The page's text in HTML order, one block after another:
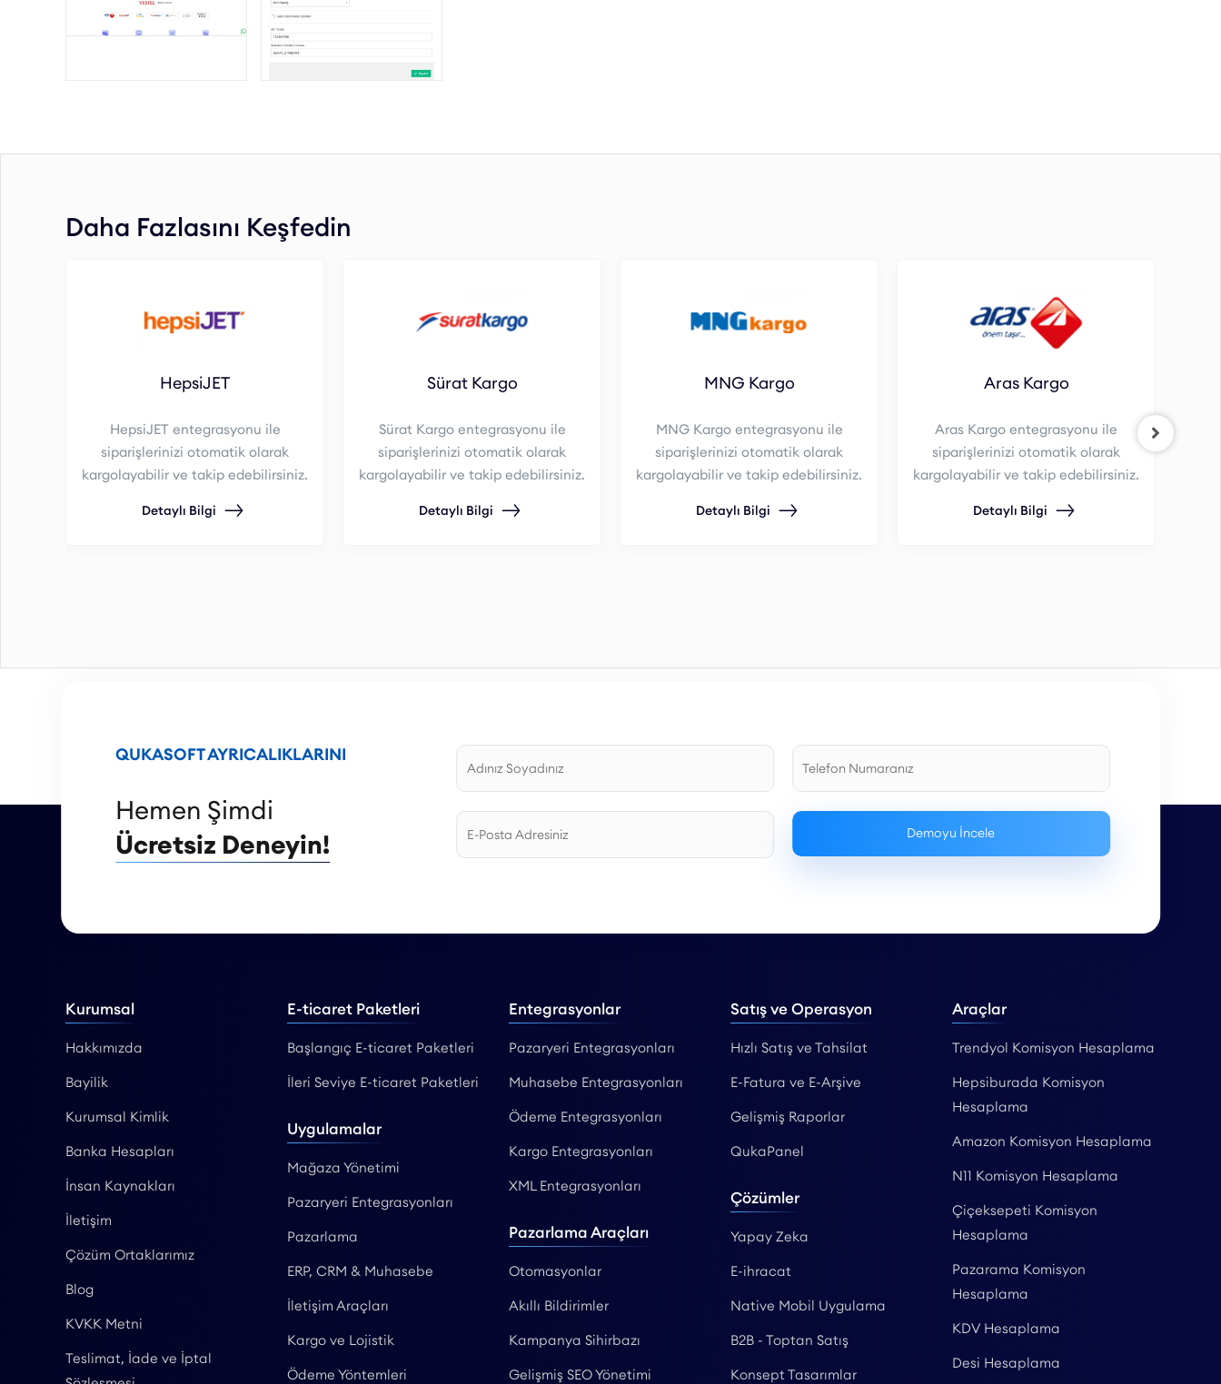
Daha Fazlasını Keşfedin
HepsiJET
HepsiJET entegrasyonu ile
siparişlerinizi otomatik olarak
kargolayabilir ve takip edebilirsiniz.
Detaylı Bilgi
Sürat Kargo
Sürat Kargo entegrasyonu ile
siparişlerinizi otomatik olarak
kargolayabilir ve takip edebilirsiniz.
Detaylı Bilgi
MNG Kargo
MNG Kargo entegrasyonu ile
siparişlerinizi otomatik olarak
kargolayabilir ve takip edebilirsiniz.
Detaylı Bilgi
Aras Kargo
Aras Kargo entegrasyonu ile
siparişlerinizi otomatik olarak
kargolayabilir ve takip edebilirsiniz.
Detaylı Bilgi
QUKASOFT AYRICALIKLARINI
Hemen Şimdi
Ücretsiz Deneyin!
Kurumsal
Hakkımızda
Bayilik
Kurumsal Kimlik
Banka Hesapları
İnsan Kaynakları
İletişim
Çözüm Ortaklarımız
Blog
KVKK Metni
Teslimat, İade ve İptal
E-ticaret Paketleri
Başlangıç E-ticaret Paketleri
İleri Seviye E-ticaret Paketleri
Uygulamalar
Mağaza Yönetimi
Pazaryeri Entegrasyonları
Pazarlama
ERP, CRM & Muhasebe
İletişim Araçları
Kargo ve Lojistik
Ödeme Yöntemleri
Entegrasyonlar
Pazaryeri Entegrasyonları
Muhasebe Entegrasyonları
Ödeme Entegrasyonları
Kargo Entegrasyonları
XML Entegrasyonları
Pazarlama Araçları
Otomasyonlar
Akıllı Bildirimler
Kampanya Sihirbazı
Gelişmiş SEO Yönetimi
Satış ve Operasyon
Hızlı Satış ve Tahsilat
E-Fatura ve E-Arşive
Gelişmiş Raporlar
QukaPanel
Çözümler
Yapay Zeka
E-ihracat
Native Mobil Uygulama
B2B - Toptan Satış
Konsept Tasarımlar
Araçlar
Trendyol Komisyon Hesaplama
Hepsiburada Komisyon
Hesaplama
Amazon Komisyon Hesaplama
N11 Komisyon Hesaplama
Çiçeksepeti Komisyon
Hesaplama
Pazarama Komisyon
Hesaplama
KDV Hesaplama
Desi Hesaplama